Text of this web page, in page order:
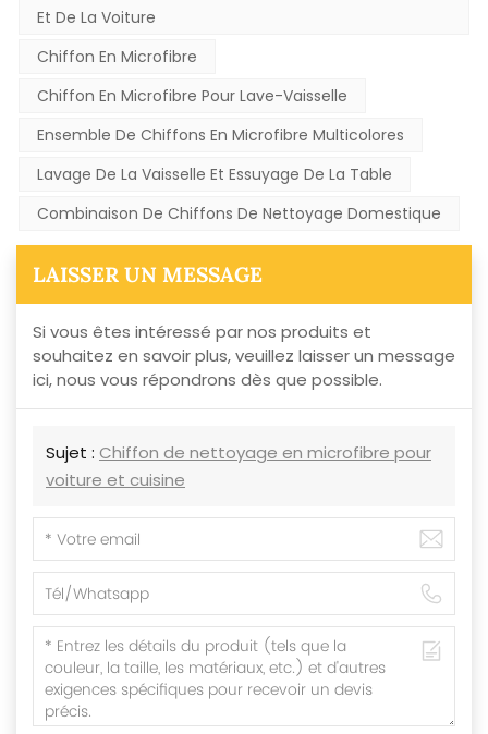
Et De La Voiture
Chiffon En Microfibre
Chiffon En Microfibre Pour Lave-Vaisselle
Ensemble De Chiffons En Microfibre Multicolores
Lavage De La Vaisselle Et Essuyage De La Table
Combinaison De Chiffons De Nettoyage Domestique
LAISSER UN MESSAGE
Si vous êtes intéressé par nos produits et
souhaitez en savoir plus, veuillez laisser un message
ici, nous vous répondrons dès que possible.
Sujet : Chiffon de nettoyage en microfibre pour
voiture et cuisine